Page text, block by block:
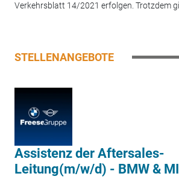
Verkehrsblatt 14/2021 erfolgen. Trotzdem
STELLENANGEBOTE
Assistenz der Aftersales-
Leitung(m/w/d) - BMW &